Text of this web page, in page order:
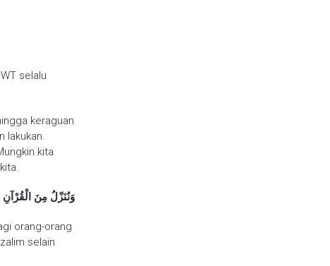
selalu
keraguan
lakukan.
kita
ﻭَﻧُﻨَﺰّﻝُ ﻣِﻦَ ﺍﻟْﻘُﺮْﺁﻥِ
orang-orang
selain